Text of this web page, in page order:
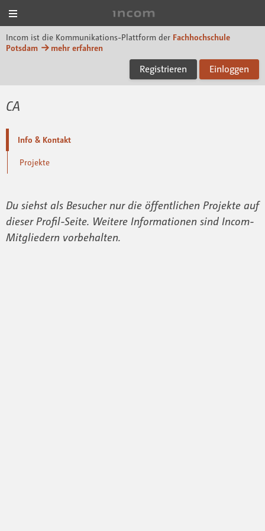
Incom ist die Kommunikations-Plattform der Fachhochschule
Potsdam
mehr erfahren
Registrieren Einloggen
CA
Info & Kontakt
Projekte
Du siehst als Besucher nur die öffentlichen Projekte auf
dieser Profil-Seite. Weitere Informationen sind Incom-
Mitgliedern vorbehalten.